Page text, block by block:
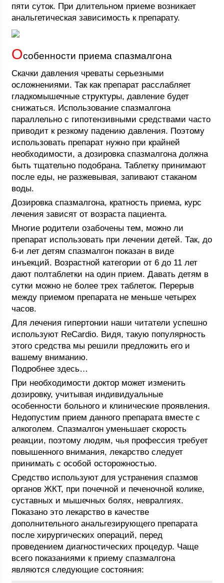
пяти суток. При длительном приеме возникает
анальгетическая зависимость к препарату.
Особенности приема спазмалгона
Скачки давления чреваты серьезными
осложнениями. Так как препарат расслабляет
гладкомышечные структуры, давление будет
снижаться. Использование спазмалгона
параллельно с гипотензивными средствами часто
приводит к резкому падению давления. Поэтому
использовать препарат нужно при крайней
необходимости, а дозировка спазмалгона должна
быть тщательно подобрана. Таблетку принимают
после еды, не разжевывая, запивают стаканом
воды.
Дозировка спазмалгона, кратность приема, курс
лечения зависят от возраста пациента.
Многие родители озабочены тем, можно ли
препарат использовать при лечении детей. Так, до
6-и лет детям спазмалгон показан в виде
инъекций. Возрастной категории от 6 до 11 лет
дают полтаблетки на один прием. Давать детям в
сутки можно не более трех таблеток. Перерыв
между приемом препарата не меньше четырех
часов.
Для лечения гипертонии наши читатели успешно
используют ReCardio. Видя, такую популярность
этого средства мы решили предложить его и
вашему вниманию.
Подробнее здесь…
При необходимости доктор может изменить
дозировку, учитывая индивидуальные
особенности больного и клинические проявления.
Недопустим прием данного препарата вместе с
алкоголем. Спазмалгон уменьшает скорость
реакции, поэтому людям, чья профессия требует
повышенного внимания, лекарство следует
принимать с особой осторожностью.
Средство используют для устранения спазмов
органов ЖКТ, при почечной и печеночной колике,
суставных и мышечных болях, невралгиях.
Показано это лекарство в качестве
дополнительного анальгезирующего препарата
после хирургических операций, перед
проведением диагностических процедур. Чаще
всего показаниями к приему спазмалгона
являются следующие состояния: